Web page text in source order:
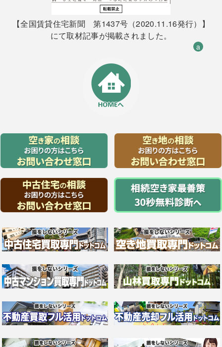
【全国賃貸住宅新聞 第1437号（2020.11.16発行）】
にて取材記事が掲載されました。
a